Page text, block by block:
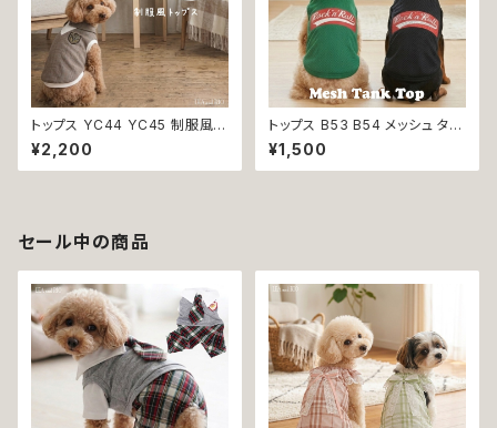
トップス YC44 YC45 制服風
グレー ブラウン コスチューム コ
スプレ 仮装 女の子 男の子 犬
犬服 小型 猫 服 洋服 ペット do
¥2,200
トップス B53 B54 メッシュ タン
ク スリーブレス ノースリーブ 犬
の服 春 夏 ドックウェア カジュ
アル スリーブレス グリーン ブラ
¥1,500
セール中の商品